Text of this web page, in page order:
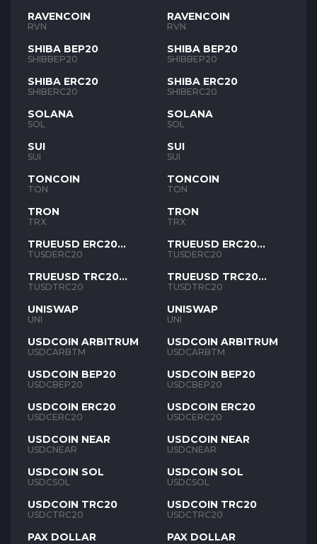
RAVENCOIN
RVN
SHIBA BEP20
SHIBBEP20
SHIBA ERC20
SHIBERC20
SOLANA
SOL
SUI
SUI
TONCOIN
TON
TRON
TRX
TRUEUSD ERC20
TUSD
TUSDERC20
TRUEUSD TRC20
TUSD
TUSDTRC20
UNISWAP
UNI
USDCOIN ARBITRUM
USDCARBTM
USDCOIN BEP20
USDCBEP20
USDCOIN ERC20
USDCERC20
USDCOIN NEAR
USDCNEAR
USDCOIN SOL
USDCSOL
USDCOIN TRC20
USDCTRC20
PAX DOLLAR
RAVENCOIN
RVN
SHIBA BEP20
SHIBBEP20
SHIBA ERC20
SHIBERC20
SOLANA
SOL
SUI
SUI
TONCOIN
TON
TRON
TRX
TRUEUSD ERC20
TUSD
TUSDERC20
TRUEUSD TRC20
TUSD
TUSDTRC20
UNISWAP
UNI
USDCOIN ARBITRUM
USDCARBTM
USDCOIN BEP20
USDCBEP20
USDCOIN ERC20
USDCERC20
USDCOIN NEAR
USDCNEAR
USDCOIN SOL
USDCSOL
USDCOIN TRC20
USDCTRC20
PAX DOLLAR